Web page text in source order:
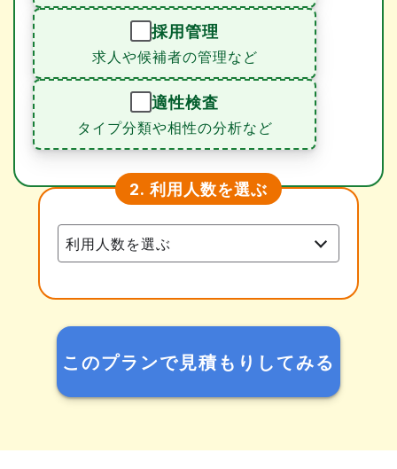
採用管理
求人や候補者の管理など
適性検査
タイプ分類や相性の分析など
2. 利用人数を選ぶ
このプランで見積もりしてみる